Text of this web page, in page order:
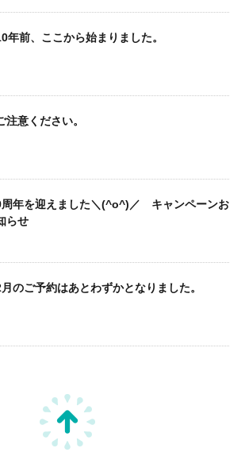
年前、ここから始まりました。
注意ください。
年を迎えました＼(^o^)／ キャンペーンお
らせ
のご予約はあとわずかとなりました。